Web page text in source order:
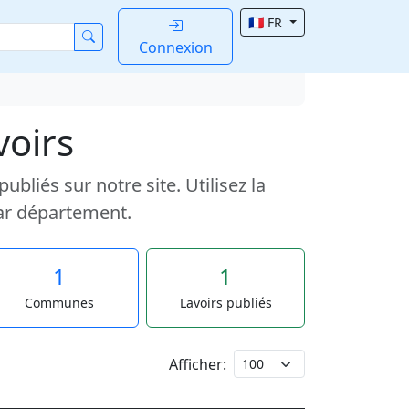
Connexion
🇫🇷 FR
sur notre site. Utilisez la
département.
1
Communes
1
Lavoirs publiés
Afficher: